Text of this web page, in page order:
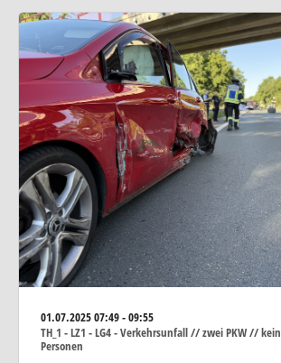
01.07.202507:49 - 09:55
TH_1 - LZ1 - LG4 - Verkehrsunfall // zwei PKW //
Personen